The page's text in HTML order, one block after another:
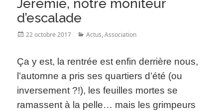
Jérémie, notre moniteur
d’escalade
Posted
22 octobre 2017 Categories
Actus,Association
Ça y est, la rentrée est enfin derrière nous,
l’automne a pris ses quartiers d’été (ou
inversement ?!), les feuilles mortes se
ramassent à la pelle… mais les grimpeurs